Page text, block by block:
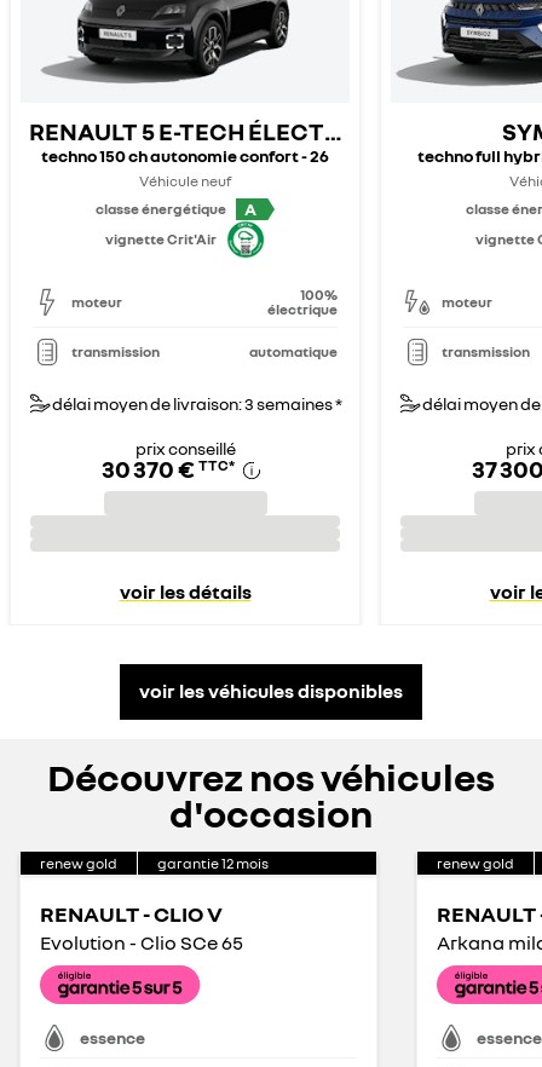
RENAULT 5 E-TECH ÉLECTRIQUE
techno 150 ch autonomie confort - 26
Véhicule neuf
classe énergétique
A
vignette Crit'Air
moteur
100%
électrique
transmission automatique
délai moyen de livraison: 3 semaines *
prix conseillé
30 370 € TTC*
voir les détails
techno full
classe
vignette
moteur
transmission
délai moyen
prix
37
voir
voir les véhicules disponibles
Découvrez nos véhicules
d'occasion
renew gold garantie12 mois
RENAULT - CLIO V
Evolution - Clio SCe 65
essence
renew gold
essence